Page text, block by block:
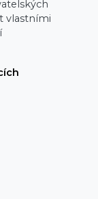
vlastními